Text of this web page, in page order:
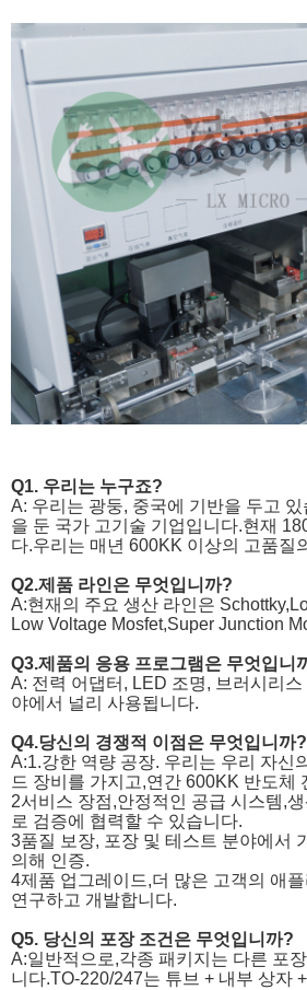
Q1. 우리는 누구죠?
A: 우리는 광둥, 중국에 기반을 두고
을 둔 국가 고기술 기업입니다.현재
다.우리는 매년 600KK 이상의 고품질
Q2.제품 라인은 무엇입니까?
A:현재의 주요 생산 라인은
Low Voltage Mosfet,Super Junction
Q3.제품의 응용 프로그램은 무엇입니
A: 전력 어댑터, LED 조명, 브러시리
야에서 널리 사용됩니다.
Q4.당신의 경쟁적 이점은 무엇입니까?
A:1.강한 역량 공장. 우리는 우리 자신
드 장비를 가지고,연간 600KK 반도체
2서비스 장점,안정적인 공급 시스템,
로 검증에 협력할 수 있습니다.
3품질 보장, 포장 및 테스트 분야에서
의해 인증.
4제품 업그레이드,더 많은 고객의 애
연구하고 개발합니다.
Q5. 당신의 포장 조건은 무엇입니까?
A:일반적으로,각종 패키지는 다른 포
니다.TO-220/247는 튜브 + 내부 상자